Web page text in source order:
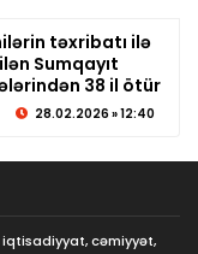
© sabirabadxeber.az
təxribatı ilə
Sumqayıt
38 il ötür
28.02.2026 » 12:40
cəmiyyət,